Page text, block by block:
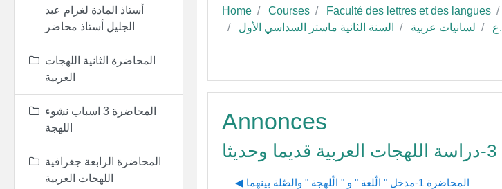
Home Courses Faculté des lettres et des langues
السنة الثانية ماستر السداسي الأول
لسانيات عربية
Annonces
◀︎ المحاضرة 1-مدخل " الّلغة " و " الّلهجة " والصّلة بينهما
أستاذ المادة لغرام عبد
الجليل أستاذ محاضر
المحاضرة الثانية اللهجات
العربية
المحاضرة 3 اسباب نشوء
اللهجة
المحاضرة الرابعة جغرافية
اللهجات العربية